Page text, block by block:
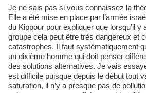
Je ne sais pas si vous connaissez la
Elle a été mise en place par l’armée
du Kippour pour expliquer que lorsqu’il
groupe cela peut être très dangereux et
catastrophes. Il faut systématiquement
un dixième homme qui doit penser
des solutions alternatives. Je vais
est difficile puisque depuis le début tout
saturation, il n’y a presque pas de